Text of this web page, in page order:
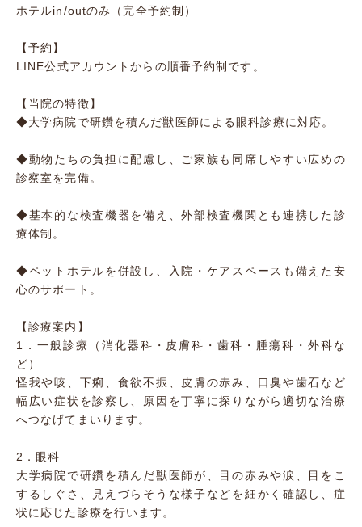
ホテルin/outのみ（完全予約制）
【予約】
LINE公式アカウントからの順番予約制です。
【当院の特徴】
◆大学病院で研鑽を積んだ獣医師による眼科診療に対応。
◆動物たちの負担に配慮し、ご家族も同席しやすい広めの
診察室を完備。
◆基本的な検査機器を備え、外部検査機関とも連携した診
療体制。
◆ペットホテルを併設し、入院・ケアスペースも備えた安
心のサポート。
【診療案内】
1．一般診療（消化器科・皮膚科・歯科・腫瘍科・外科な
ど）
怪我や咳、下痢、食欲不振、皮膚の赤み、口臭や歯石など
幅広い症状を診察し、原因を丁寧に探りながら適切な治療
へつなげてまいります。
2．眼科
大学病院で研鑽を積んだ獣医師が、目の赤みや涙、目をこ
するしぐさ、見えづらそうな様子などを細かく確認し、症
状に応じた診療を行います。